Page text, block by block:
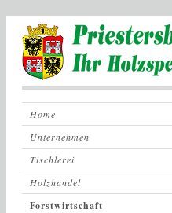
Home
Unternehmen
Tischlerei
Holzhandel
Forstwirtschaft